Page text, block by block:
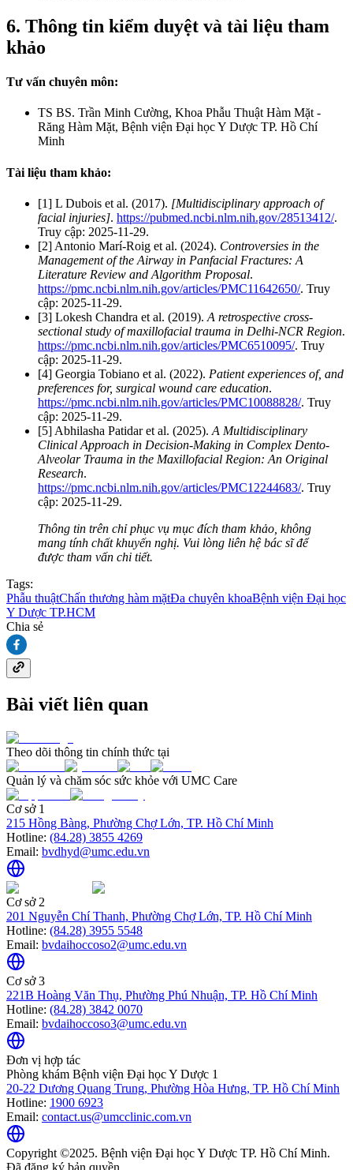
6. Thông tin kiểm duyệt và tài liệu tham
khảo
Tư vấn chuyên môn:
TS BS. Trần Minh Cường, Khoa Phẫu Thuật Hàm Mặt -
Răng Hàm Mặt, Bệnh viện Đại học Y Dược TP. Hồ Chí
Minh
Tài liệu tham khảo:
[1] L Dubois et al. (2017). [Multidisciplinary approach of
facial injuries]. https://pubmed.ncbi.nlm.nih.gov/28513412/.
Truy cập: 2025-11-29.
[2] Antonio Marí-Roig et al. (2024). Controversies in the
Management of the Airway in Panfacial Fractures: A
Literature Review and Algorithm Proposal.
https://pmc.ncbi.nlm.nih.gov/articles/PMC11642650/. Truy
cập: 2025-11-29.
[3] Lokesh Chandra et al. (2019). A retrospective cross-
sectional study of maxillofacial trauma in Delhi-NCR Region.
https://pmc.ncbi.nlm.nih.gov/articles/PMC6510095/. Truy
cập: 2025-11-29.
[4] Georgia Tobiano et al. (2022). Patient experiences of, and
preferences for, surgical wound care education.
https://pmc.ncbi.nlm.nih.gov/articles/PMC10088828/. Truy
cập: 2025-11-29.
[5] Abhilasha Patidar et al. (2025). A Multidisciplinary
Clinical Approach in Decision-Making in Complex Dento-
Alveolar Trauma in the Maxillofacial Region: An Original
Research.
https://pmc.ncbi.nlm.nih.gov/articles/PMC12244683/. Truy
cập: 2025-11-29.
Thông tin trên chỉ phục vụ mục đích tham khảo, không
mang tính chất khuyến nghị. Vui lòng liên hệ bác sĩ để
được tham vấn chi tiết.
Tags:
Phẫu thuậtChấn thương hàm mặtĐa chuyên khoaBệnh viện Đại học
Y Dược TP.HCM
Chia sẻ
Bài viết liên quan
Theo dõi thông tin chính thức tại
Quản lý và chăm sóc sức khỏe với UMC Care
Cơ sở 1
215 Hồng Bàng, Phường Chợ Lớn, TP. Hồ Chí Minh
Hotline: (84.28) 3855 4269
Email: bvdhyd@umc.edu.vn
Cơ sở 2
201 Nguyễn Chí Thanh, Phường Chợ Lớn, TP. Hồ Chí Minh
Hotline: (84.28) 3955 5548
Email: bvdaihoccoso2@umc.edu.vn
Cơ sở 3
221B Hoàng Văn Thụ, Phường Phú Nhuận, TP. Hồ Chí Minh
Hotline: (84.28) 3842 0070
Email: bvdaihoccoso3@umc.edu.vn
Đơn vị hợp tác
Phòng khám Bệnh viện Đại học Y Dược 1
20-22 Dương Quang Trung, Phường Hòa Hưng, TP. Hồ Chí Minh
Hotline: 1900 6923
Email: contact.us@umcclinic.com.vn
Copyright ©2025. Bệnh viện Đại học Y Dược TP. Hồ Chí Minh.
Đã đăng ký bản quyền.